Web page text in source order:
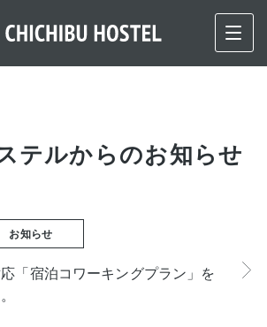
テルからのお知らせ
お知らせ
「宿泊コワーキングプラン」を